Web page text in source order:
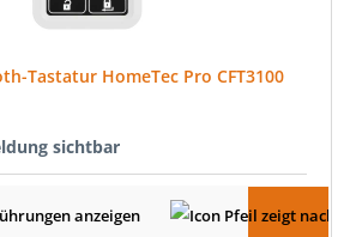
ABUS Bluetooth-Tastatur HomeTec Pro CFT3100
sichtbar
anzeigen